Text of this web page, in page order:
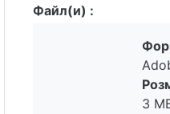
Файл(и) :
3